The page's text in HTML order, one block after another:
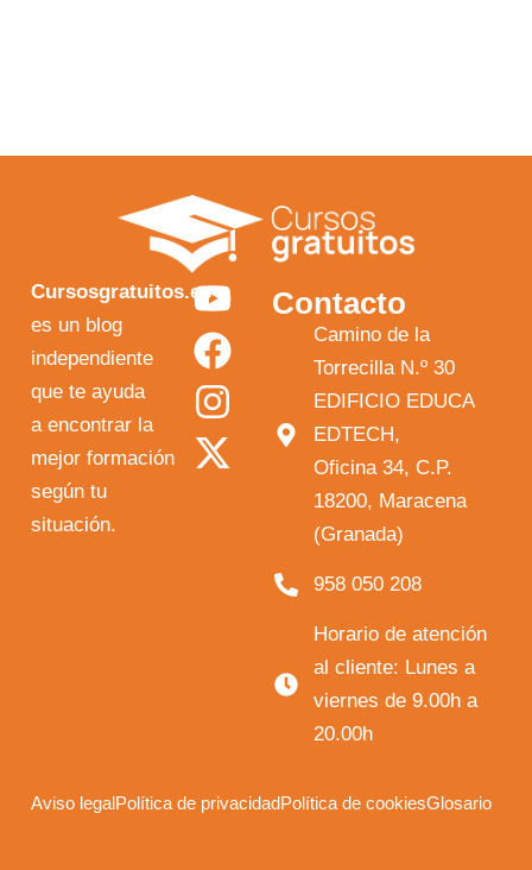
Cursosgratuitos.es
es un blog
independiente
que te ayuda
a encontrar la
mejor formación
según tu
situación.
Y
o
u
t
u
F
a
c
e
b
I
n
s
t
a
X
-
t
w
i
Contacto
Camino de la
Torrecilla N.º 30
EDIFICIO EDUCA
EDTECH,
Oficina 34, C.P.
18200, Maracena
(Granada)
958 050 208
Horario de atención
al cliente: Lunes a
viernes de 9.00h a
20.00h
Aviso legalPolítica de privacidadPolítica de cookiesGlosario